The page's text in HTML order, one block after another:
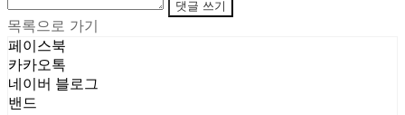
댓글 쓰기
목록으로 가기
페이스북
카카오톡
네이버 블로그
밴드